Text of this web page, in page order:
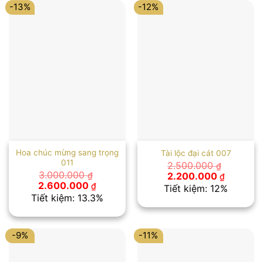
-13%
Hoa chúc mừng sang trọng
011
3.000.000₫
Giá
gốc
là:
2.600.000 ₫Giá
hiện
tại
2.600.000 ₫.
Tiết kiệm: 13.3%
-12%
Tài lộc đại cát 007
2.500.000₫
Giá
gốc
là:
2.200.000 ₫Giá
hiện
tại
Tiết kiệm: 12%
-9% -11%